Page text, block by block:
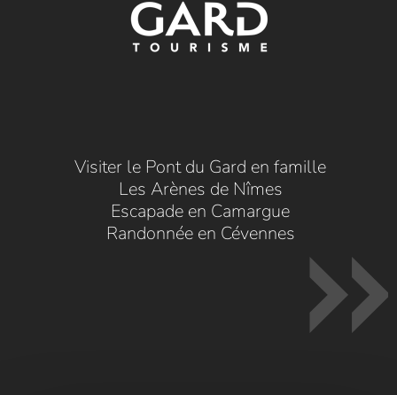
Visiter le Pont du Gard en famille
Les Arènes de Nîmes
Escapade en Camargue
Randonnée en Cévennes